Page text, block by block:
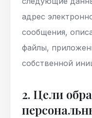
адрес
сообщения,
файлы,
собственной
2. Цели